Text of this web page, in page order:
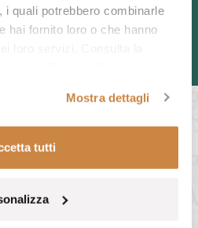
i quali potrebbero combinarle
hai fornito loro o che hanno
Mostra dettagli
tutti